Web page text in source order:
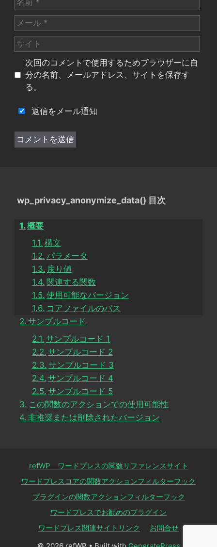
前
メ
ー
ル
サ
イ
次回のコメントで使用するためブラウザーに自
分の名前、メールアドレス、サイトを保存す
る。
返信をメール通知
wp_privacy_anonymize_data() 目次
概要
構文
パラメータ
戻り値
関連する関数
使用可能なバージョン
コアファイルのパス
サンプルコード
サンプルコード 1
サンプルコード 2
サンプルコード 3
サンプルコード 4
サンプルコード 5
この関数のアクションでの使用可能性
非推奨または削除されたバージョン
refWP ワードプレスの関数リファレンスサイト
ワードプレスコアの関数アクションフィルターフック
プラグインの関数アクションフィルターフック
ワードプレスでお勧めのプラグイン
ワードプレス関連サイトリンク
お問合せ